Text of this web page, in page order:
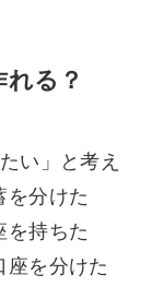
る？
い」と考え
を分けた
を持ちた
座を分けた